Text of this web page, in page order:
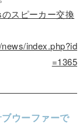
スピーカー交換
index.php?id
=1365
ウーファーで